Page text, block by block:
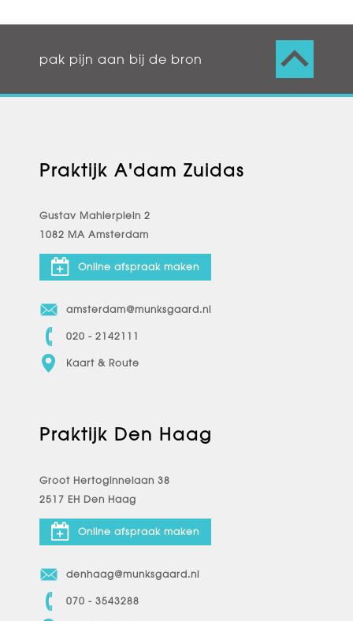
pak pijn aan bij de bron
Praktijk A'dam Zuidas
Gustav Mahlerplein 2
1082 MA Amsterdam
Online afspraak maken
amsterdam@munksgaard.nl
020 - 2142111
Kaart & Route
Praktijk Den Haag
Groot Hertoginnelaan 38
2517 EH Den Haag
Online afspraak maken
denhaag@munksgaard.nl
070 - 3543288